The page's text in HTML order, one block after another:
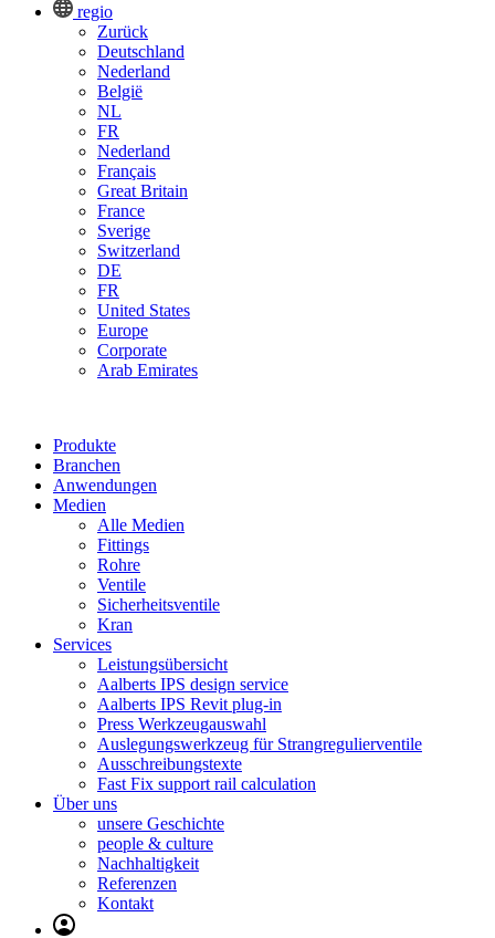
regio
Zurück
Deutschland
Nederland
België
NL
FR
Nederland
Français
Great Britain
France
Sverige
Switzerland
DE
FR
United States
Europe
Corporate
Arab Emirates
Produkte
Branchen
Anwendungen
Medien
Alle Medien
Fittings
Rohre
Ventile
Sicherheitsventile
Kran
Services
Leistungsübersicht
Aalberts IPS design service
Aalberts IPS Revit plug-in
Press Werkzeugauswahl
Auslegungswerkzeug für Strangregulierventile
Ausschreibungstexte
Fast Fix support rail calculation
Über uns
unsere Geschichte
people & culture
Nachhaltigkeit
Referenzen
Kontakt